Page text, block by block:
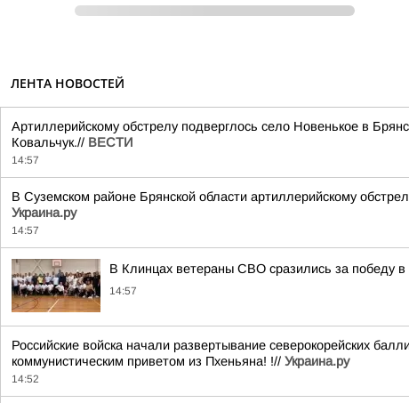
ЛЕНТА НОВОСТЕЙ
Артиллерийскому обстрелу подверглось село Новенькое в
Ковальчук.// ВЕСТИ
14:57
В Суземском районе Брянской области артиллерийскому
Украина.ру
14:57
В Клинцах ветераны СВО сразились за победу в
14:57
Российские войска начали развертывание северокорейских
коммунистическим приветом из Пхеньяна! !// Украина.ру
14:52